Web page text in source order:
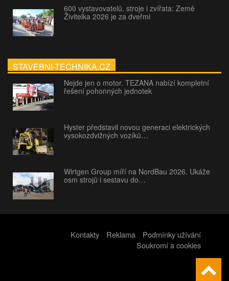
600 vystavovatelů, stroje i zvířata: Země
Živitelka 2026 je za dveřmi
STAVEBNI-TECHNIKA.CZ
Nejde jen o motor. TEZANA nabízí kompletní
řešení pohonných jednotek
Hyster představil novou generaci elektrických
vysokozdvižných vozíků…
Wirtgen Group míří na NordBau 2026. Ukáže
osm strojů i sestavu do…
Kontakty Reklama
Podmínky užívání
Soukromí a cookies